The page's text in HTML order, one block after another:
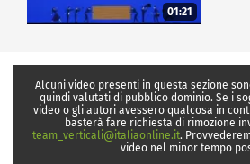
01:21
Alcuni video presenti in questa sezione
quindi valutati di pubblico dominio. Se i
video o gli autori avessero qualcosa in
basterà fare richiesta di rimozione
team_verticali@italiaonline.it.
video nel minor tempo